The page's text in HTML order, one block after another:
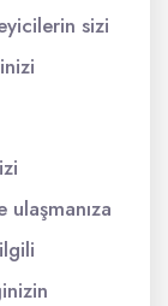
sizi